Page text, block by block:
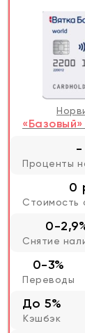
-
Проценты
0
Стоимость
0-
Снятие
0-3%
Переводы
До 5%
Кэшбэк